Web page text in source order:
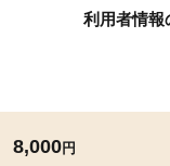
8,000円
利用者情報